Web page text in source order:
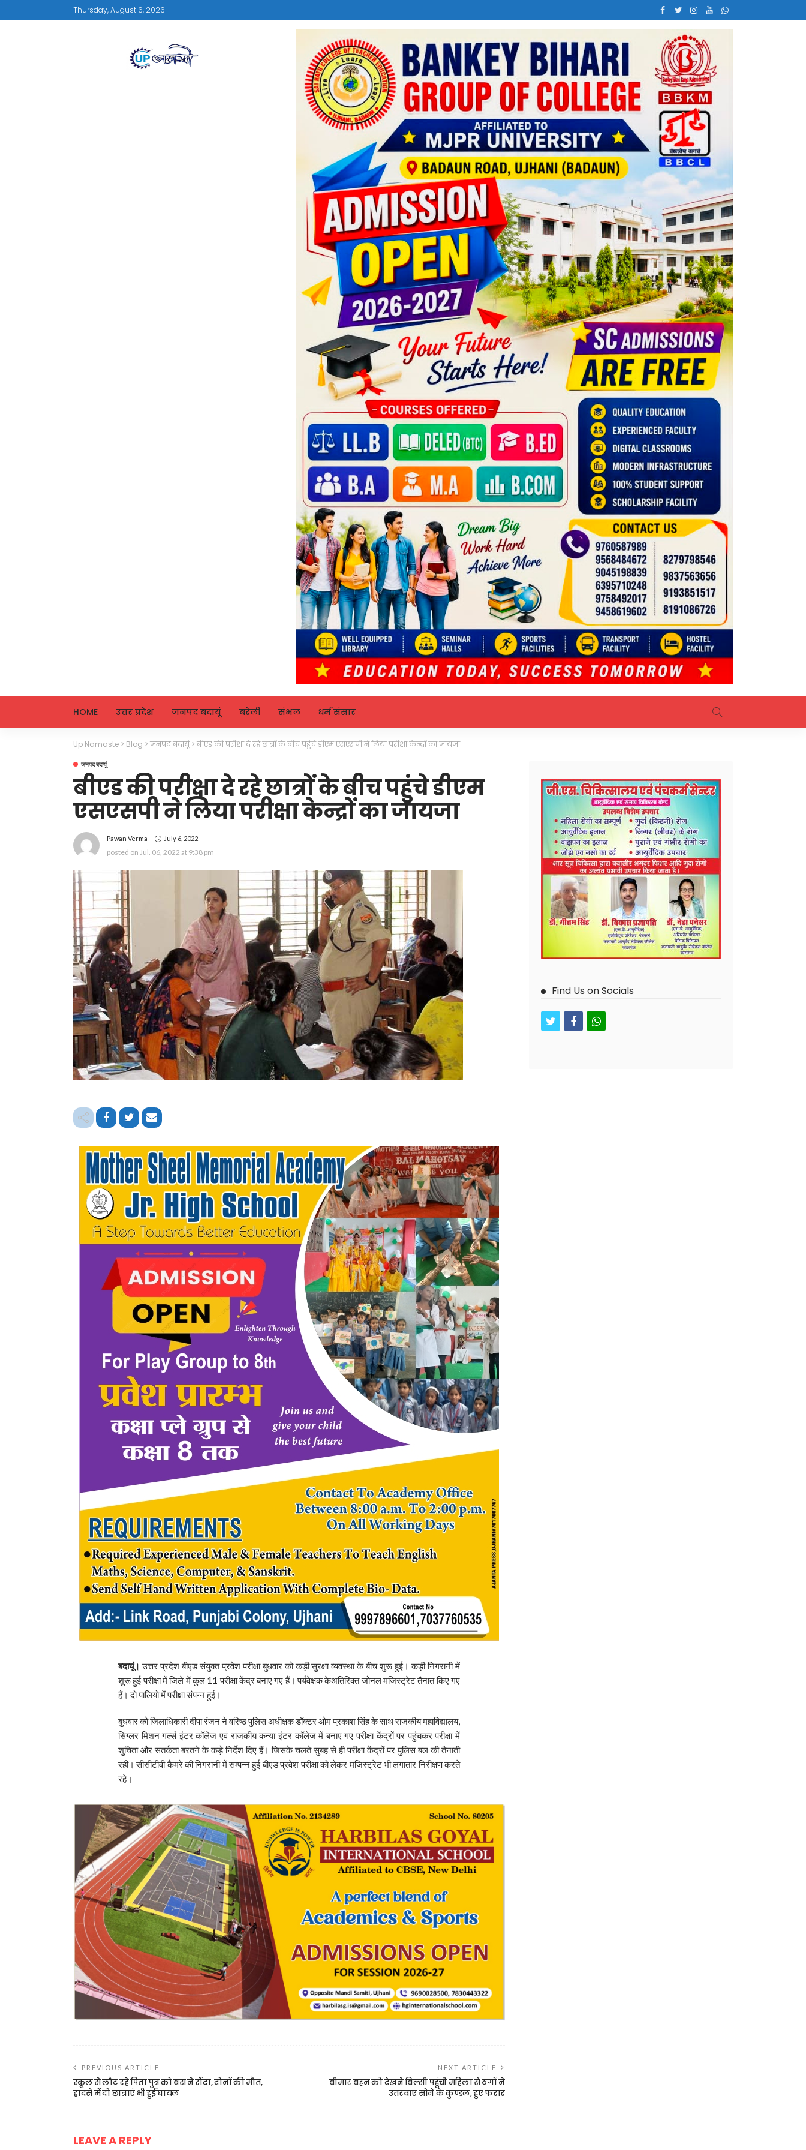
Thursday, August 6, 2026
HOME उत्तर प्रदेश जनपद बदायूं बरेली संभल धर्म संसार
Up Namaste > Blog > जनपद बदायूं> बीएड की परीक्षा दे रहे छात्रों के बीच पहुंचे डीएम एसएसपी ने लिया परीक्षा केन्द्रों का जायजा
जनपद बदायूं
बीएड की परीक्षा दे रहे छात्रों के बीच पहुंचे डीएम
एसएसपी ने लिया परीक्षा केन्द्रों का जायजा
Pawan Verma July 6, 2022
posted on Jul. 06, 2022 at 9:38 pm
बदायूं। उत्तर प्रदेश बीएड संयुक्त प्रवेश परीक्षा बुधवार को कड़ी सुरक्षा व्यवस्था के बीच शुरू हुई। कड़ी निगरानी में
शुरू हुई परीक्षा में जिले में कुल 11 परीक्षा केंद्र बनाए गए हैं। पर्यवेक्षक केअतिरिक्त जोनल मजिस्ट्रेट तैनात किए गए
हैं। दो पालियो में परीक्षा संपन्न हुई।
बुधवार को जिलाधिकारी दीपा रंजन ने वरिष्ठ पुलिस अधीक्षक डॉक्टर ओम प्रकाश सिंह के साथ राजकीय महाविद्यालय,
सिंग्लर मिशन गर्ल्स इंटर कॉलेज एवं राजकीय कन्या इंटर कॉलेज में बनाए गए परीक्षा केंद्रों पर पहुंचकर परीक्षा में
शुचिता और सतर्कता बरतने के कड़े निर्देश दिए हैं। जिसके चलते सुबह से ही परीक्षा केंद्रों पर पुलिस बल की तैनाती
रही। सीसीटीवी कैमरे की निगरानी में सम्पन्न हुई बीएड प्रवेश परीक्षा को लेकर मजिस्ट्रेट भी लगातार निरीक्षण करते
रहे।
PREVIOUS ARTICLE
स्कूल से लौट रहे पिता पुत्र को बस ने रौंदा, दोनों की मौत,
हादसे में दो छात्राएं भी हुईं घायल
NEXT ARTICLE
बीमार बहन को देखने बिल्सी पहुंची महिला से ठगों ने
उतरवाए सोने के कुण्डल, हुए फरार
LEAVE A REPLY
Find Us on Socials
twitterfacebookwhatsapp